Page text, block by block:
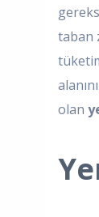
taban
olan